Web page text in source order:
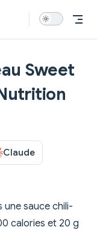
Sweet
Claude
une sauce chili-
calories et 20 g